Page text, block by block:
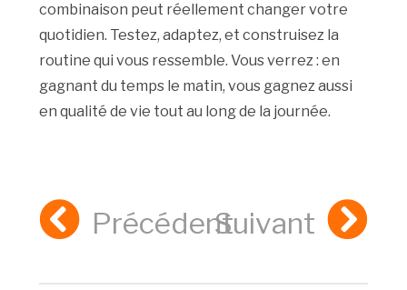
combinaison peut réellement changer votre
quotidien. Testez, adaptez, et construisez la
routine qui vous ressemble. Vous verrez : en
gagnant du temps le matin, vous gagnez aussi
en qualité de vie tout au long de la journée.
PrécédentSuivant